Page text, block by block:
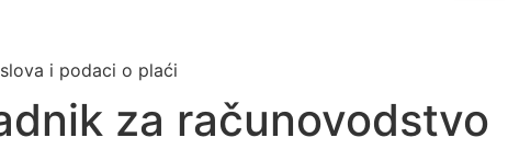
i podaci o plaći
za računovodstvo